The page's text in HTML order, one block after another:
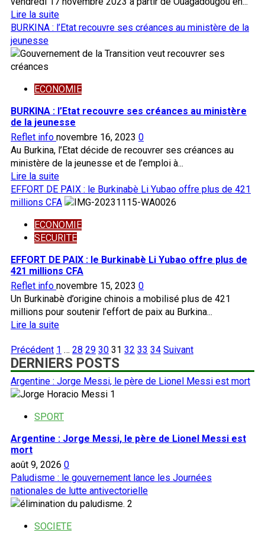
première
pierre
l’usine
d’or
Lire la suiteEn
savoir
sur
le
train
voyageur
reprend
service
BURKINA : l’Etat recouvre ses créances au ministère de la
jeunesse
ECONOMIE
BURKINA : l’Etat recouvre ses créances au ministère
de la jeunesse
Reflet info novembre 16, 2023 0
Au Burkina, l’Etat décide de recouvrer ses créances au
ministère de la jeunesse et de l’emploi à...
Lire la suiteEn
savoir
plus
BURKINA
:
l’Etat
recouvre
créances
au
ministère
de
la
jeunesse
EFFORT DE PAIX : le Burkinabè Li Yubao offre plus de 421
millions CFA
ECONOMIE
SECURITE
EFFORT DE PAIX : le Burkinabè Li Yubao offre plus de
421 millions CFA
Reflet info novembre 15, 2023 0
Un Burkinabè d’origine chinois a mobilisé plus de 421
millions pour soutenir l’effort de paix au Burkina...
Lire la suiteEn
plus
sur
EFFORT
DE
:
Burkinabè
Yubao
offre
plus
de
421
millions
Pagination
des
publications
Précédent 1 … 28 29 30 31 32 33 34 Suivant
DERNIERS POSTS
Argentine : Jorge Messi, le père de Lionel Messi est mort
1
SPORT
Argentine : Jorge Messi, le père de Lionel Messi est
mort
août 9, 2026 0
Paludisme : le gouvernement lance les Journées
nationales de lutte antivectorielle
2
SOCIETE